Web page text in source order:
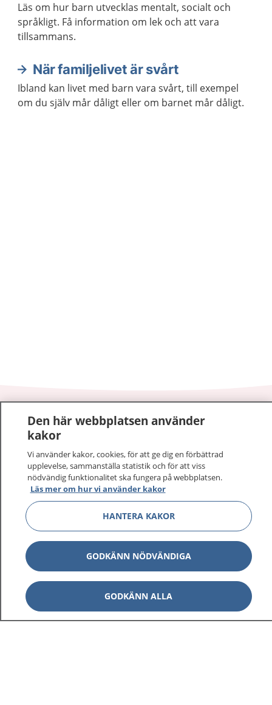
Läs om hur barn utvecklas mentalt, socialt och
språkligt. Få information om lek och att vara
tillsammans.
När familjelivet är svårt
Ibland kan livet med barn vara svårt, till exempel
om du själv mår dåligt eller om barnet mår dåligt.
1177–tryggt om din hälsa och vård
sjukdomar och vilka mottagningar du kan kontakta.
Logga in för att läsa din journal och göra dina
vårdärenden. Ring telefonnummer 1177 för
sjukvårdsrådgivning dygnet runt.
1177 ger dig råd när du vill må bättre.
1177 på flera språk Visa
Den här webbplatsen använder
kakor
Vi använder kakor, cookies, för att ge dig en förbättrad
upplevelse, sammanställa statistik och för att viss
nödvändig funktionalitet ska fungera på webbplatsen.
Läs mer om hur vi använder kakor
HANTERA KAKOR
GODKÄNN NÖDVÄNDIGA
GODKÄNN ALLA